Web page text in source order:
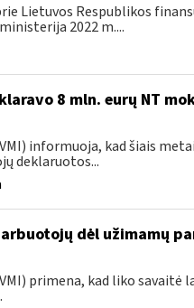
Lietuvos Respublikos
2022 m....
8 mln. eurų NT
informuoja, kad šiais
deklaruotos...
dėl užimamų
primena, kad liko